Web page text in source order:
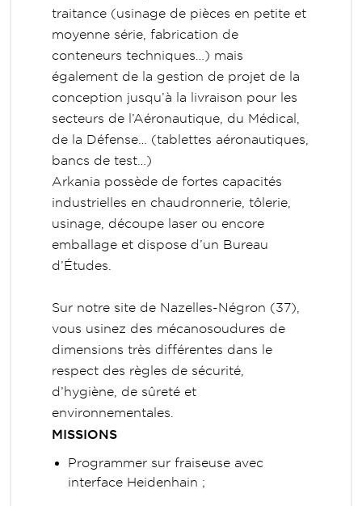
traitance (usinage de pièces en petite et
moyenne série, fabrication de
conteneurs techniques…) mais
également de la gestion de projet de la
conception jusqu’à la livraison pour les
secteurs de l’Aéronautique, du Médical,
de la Défense… (tablettes aéronautiques,
bancs de test…)
Arkania possède de fortes capacités
industrielles en chaudronnerie, tôlerie,
usinage, découpe laser ou encore
emballage et dispose d’un Bureau
d’Études.
Sur notre site de Nazelles-Négron (37),
vous usinez des mécanosoudures de
dimensions très différentes dans le
respect des règles de sécurité,
d’hygiène, de sûreté et
environnementales.
MISSIONS
Programmer sur fraiseuse avec
interface Heidenhain ;